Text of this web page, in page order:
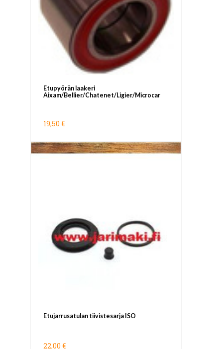
Etupyörän laakeri
Aixam/Bellier/Chatenet/Ligier/Microcar
19,50 €
Etujarrusatulan tiivistesarja ISO
22,00 €